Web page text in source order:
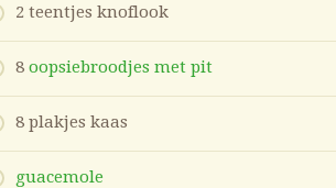
2 teentjes knoflook
8 oopsiebroodjes met pit
8 plakjes kaas
guacemole